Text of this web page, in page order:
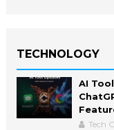
TECHNOLOGY
AI
Tech